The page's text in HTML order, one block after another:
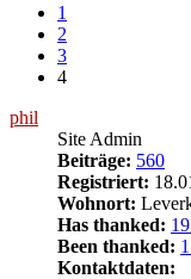
1
2
3
4
phil
Site Admin
Beiträge: 560
Registriert:
Wohnort:
Has thanked:
Been thanked:
Kontaktdaten: